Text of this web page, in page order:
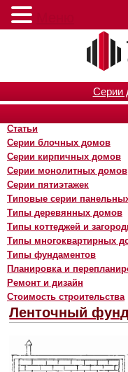
Серии
Статьи
Серии блочных домов
Серии кирпичных домов
Серии монолитных домов
Серии пятиэтажек
Типовые серии
Типы деревянных домов
Типы коттеджей и
Типы многоквартирных
Типы фундаментов
Планировка и
Ремонт и дизайн
Стоимость строительства
Ленточный